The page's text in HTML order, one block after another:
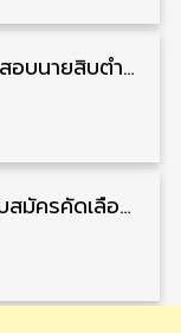
สำนักงานตำรวจแห่งชาติ รับสมัครสอบนายสิบตำรวจ วุฒิ ม.6/ปวช. 6,000 อัตรา รับสมัคร 8 – 19 สิงหาคม
สำนักงานปลัดกระทรวงพาณิชย์ รับสมัครคัดเลือกพนักงานราชการ วุฒิ ปวส./ป.ตรี 11 อัตรา รับสมัคร 10 – 21 สิงหาคม